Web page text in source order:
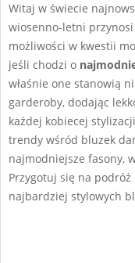
Witaj w świecie
wiosenno-letni
możliwości w kwestii
jeśli chodzi o
właśnie one stanowią
garderoby, dodając
każdej kobiecej
trendy wśród bluzek
najmodniejsze fasony,
Przygotuj się na
najbardziej stylowych